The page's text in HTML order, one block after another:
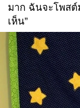
มาก ฉันจะโพส
เห็น”